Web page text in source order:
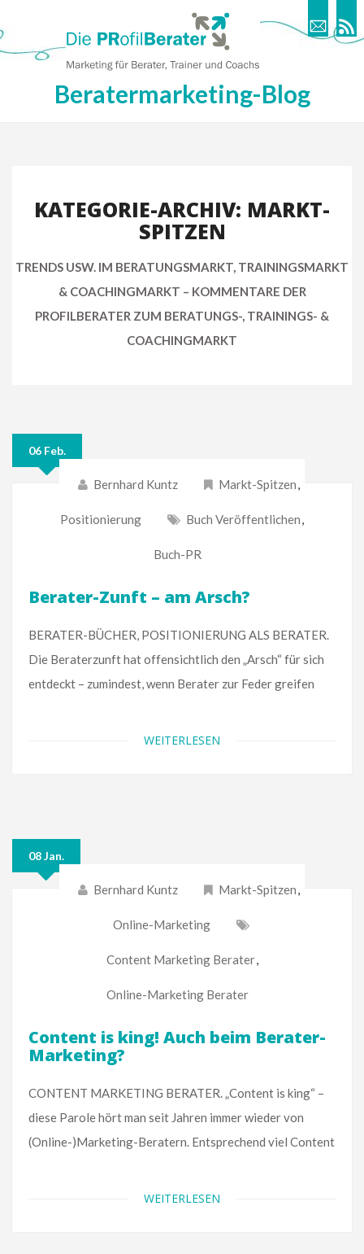
Beratermarketing-Blog
KATEGORIE-ARCHIV: MARKT-
SPITZEN
TRENDS USW. IM BERATUNGSMARKT, TRAININGSMARKT
& COACHINGMARKT – KOMMENTARE DER
PROFILBERATER ZUM BERATUNGS-, TRAININGS- &
COACHINGMARKT
06 Feb.
Bernhard Kuntz Markt-Spitzen,
Positionierung Buch Veröffentlichen,
Buch-PR
Berater-Zunft – am Arsch?
BERATER-BÜCHER, POSITIONIERUNG ALS BERATER.
Die Beraterzunft hat offensichtlich den „Arsch“ für sich
entdeckt – zumindest, wenn Berater zur Feder greifen
WEITERLESEN
08 Jan.
Bernhard Kuntz Markt-Spitzen,
Online-Marketing
Content Marketing Berater,
Online-Marketing Berater
Content is king! Auch beim Berater-
Marketing?
CONTENT MARKETING BERATER. „Content is king“ –
diese Parole hört man seit Jahren immer wieder von
(Online-)Marketing-Beratern. Entsprechend viel Content
WEITERLESEN